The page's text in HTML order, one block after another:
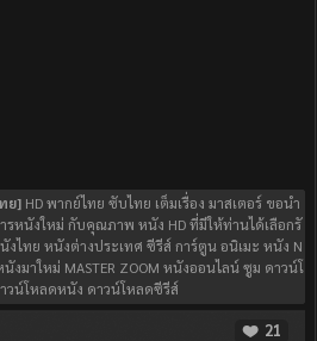
ย] HD พากย์ไทย ซับไทย เต็มเรื่อง มาสเตอร์ ขอนำ
รหนังใหม่ กับคุณภาพ หนัง HD ที่มีให้ท่านได้เลือกรั
งไทย หนังต่างประเทศ ซีรีส์ การ์ตูน อนิเมะ หนัง N
มาใหม่ MASTER ZOOM หนังออนไลน์ ซูม ดาวน์โ
วน์โหลดหนัง ดาวน์โหลดซีรีส์
21